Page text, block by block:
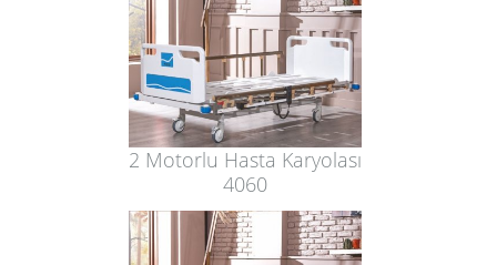
2 Motorlu Hasta Karyolası
4060